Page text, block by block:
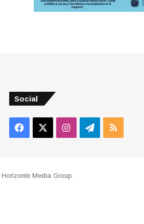
Social
Facebook InstagramTelegram
RSS
Horizonte Media Group.